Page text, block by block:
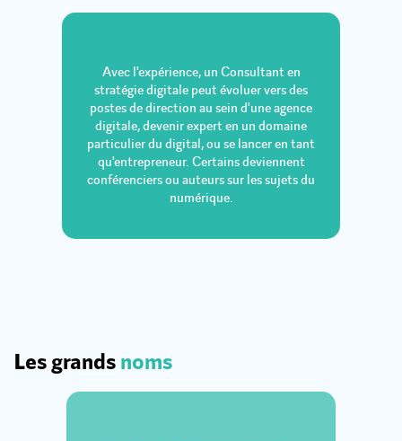
Avec l'expérience, un Consultant en
stratégie digitale peut évoluer vers des
postes de direction au sein d'une agence
digitale, devenir expert en un domaine
particulier du digital, ou se lancer en tant
qu'entrepreneur. Certains deviennent
conférenciers ou auteurs sur les sujets du
numérique.
Les grands noms